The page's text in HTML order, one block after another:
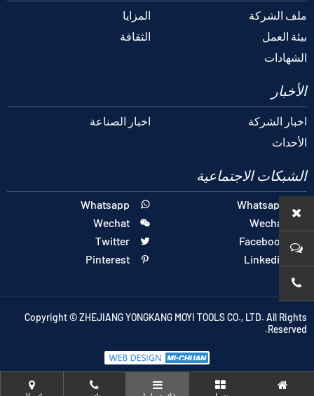
ملف الشركة
المزايا
بيئة العمل
الثقافة
الشهادات
الأخبار
اخبار الشركة
اخبار الصناعة
الأحداث
الشبكات الاجتماعية
Whatsapp

Whatsapp
Wechat

Wechat

Facebook

Twitter
Linkedin

Pinterest
Copyright © ZHEJIANG YONGKANG MOYI TOOLS CO., LTD. All Rights
Reserved.